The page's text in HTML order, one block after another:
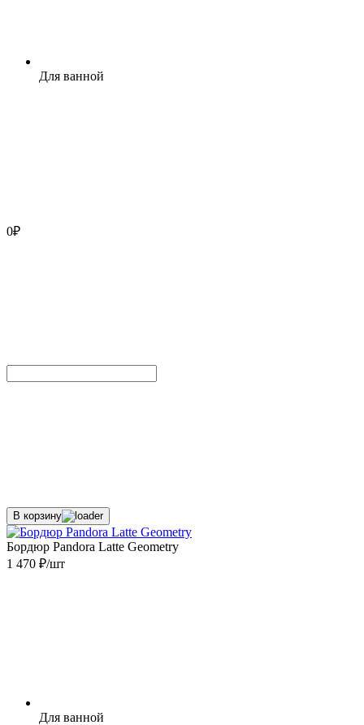
Для ванной
0₽
В корзину
Бордюр Pandora Latte Geometry
1 470 ₽/шт
Для ванной